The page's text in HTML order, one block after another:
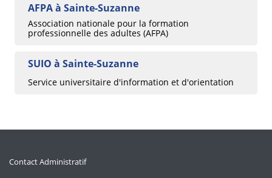
AFPA à Sainte-Suzanne
Association nationale pour la formation
professionnelle des adultes (AFPA)
SUIO à Sainte-Suzanne
Service universitaire d'information et d'orientation
Contact Administratif